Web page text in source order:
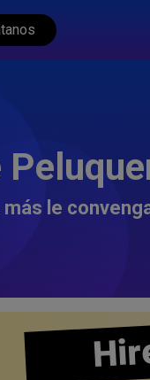
más le